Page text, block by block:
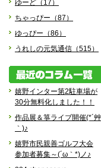
ゆーど（17）
ちゃっぴー（87）
ゆっぴー（86）
うれしの元気通信（515）
嬉野インター第2駐車場が
30分無料化しました！！
作品展＆箏ライブ開催(*´艸
｀)♪
嬉野市民親善ゴルフ大会
参加者募集～(´ω｀*)ノ♪